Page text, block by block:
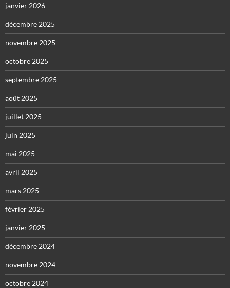
janvier 2026
décembre 2025
novembre 2025
octobre 2025
septembre 2025
août 2025
juillet 2025
juin 2025
mai 2025
avril 2025
mars 2025
février 2025
janvier 2025
décembre 2024
novembre 2024
octobre 2024